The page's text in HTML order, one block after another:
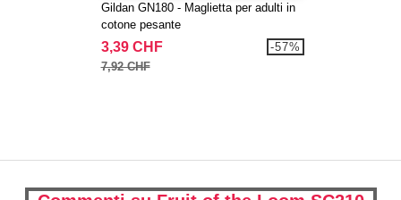
Gildan GN180 - Maglietta per adulti in
cotone pesante
3,39 CHF
7,92 CHF
-57%